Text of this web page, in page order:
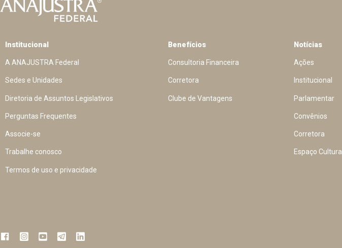
Institucional
A ANAJUSTRA Federal
Sedes e Unidades
Diretoria de Assuntos Legislativos
Perguntas Frequentes
Associe-se
Trabalhe conosco
Termos de uso e privacidade
Benefícios
Consultoria Financeira
Corretora
Clube de Vantagens
Notícias
Ações
Institucional
Parlamentar
Convênios
Corretora
Espaço Cultural